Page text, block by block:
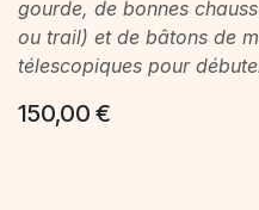
gourde, de bonnes
ou trail) et de bâtons de
télescopiques pour
150,00 €